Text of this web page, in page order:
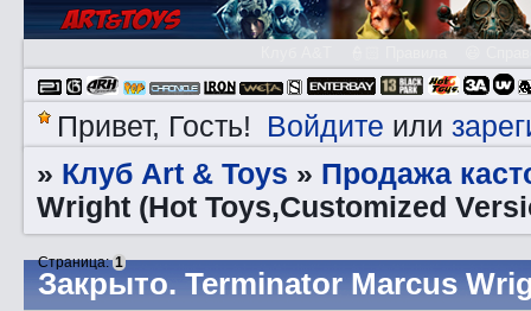
Привет, Гость! Войдите или
» Клуб Art & Toys » Продажа
Wright (Hot Toys,Сustomized
Закрытo. Terminator Marcus
Страница:1